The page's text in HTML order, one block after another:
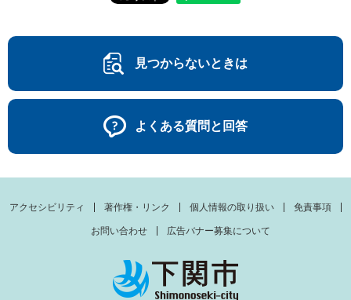
見つからないときは
よくある質問と回答
アクセシビリティ 著作権・リンク 個人情報の取り扱い 免責事項
お問い合わせ 広告バナー募集について